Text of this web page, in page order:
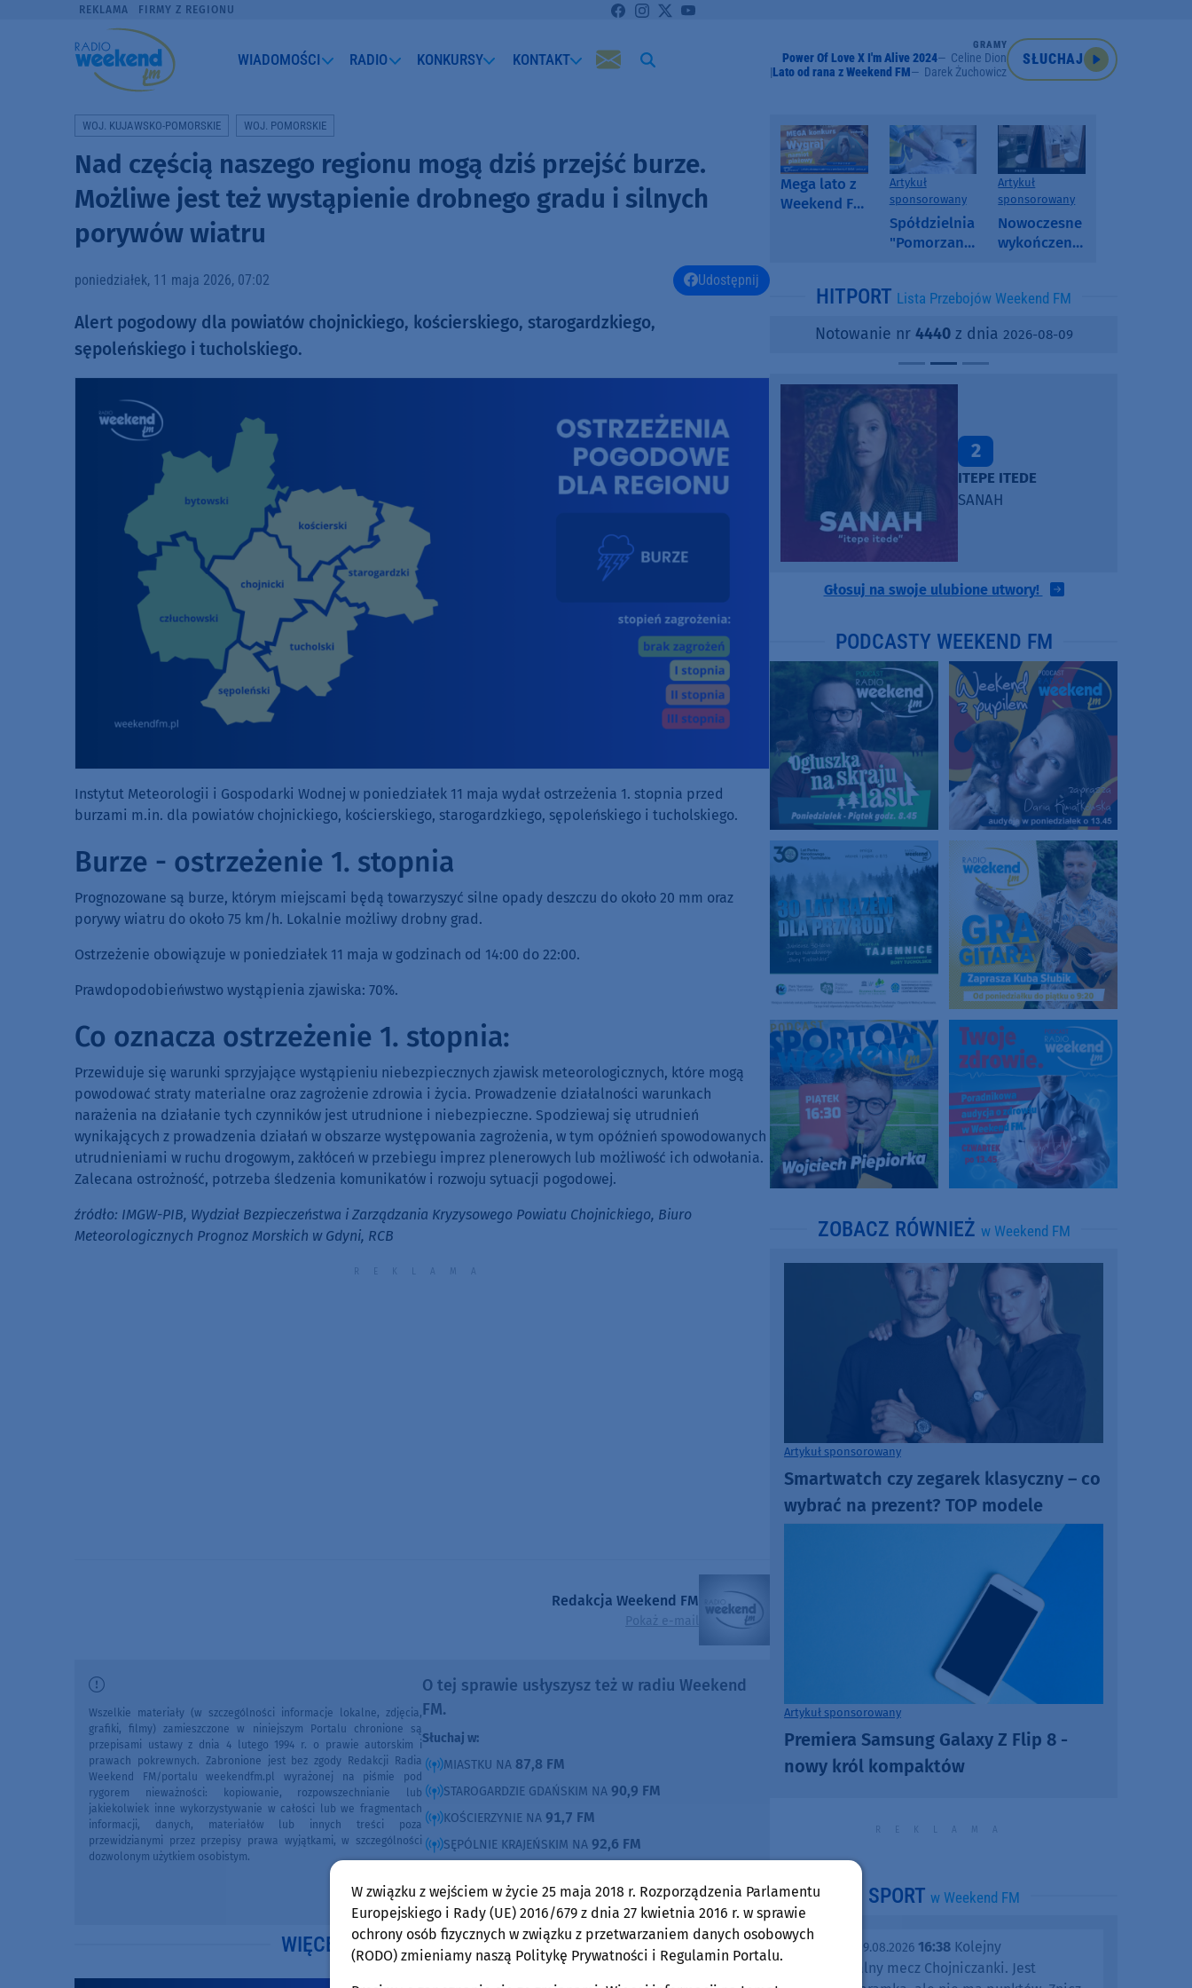
REKLAMA FIRMY Z REGIONU
WIADOMOŚCI RADIO KONKURSY KONTAKT
GRAMY
Power Of Love X I'm Alive 2024
Celine Dion
Lato od rana z Weekend FM
Darek Żuchowicz
SŁUCHAJ
WOJ. KUJAWSKO-POMORSKIE WOJ. POMORSKIE
Nad częścią naszego regionu mogą dziś przejść burze.
Możliwe jest też wystąpienie drobnego gradu i silnych
porywów wiatru
poniedziałek, 11 maja 2026, 07:02 Udostępnij
Alert pogodowy dla powiatów chojnickiego, kościerskiego, starogardzkiego,
sępoleńskiego i tucholskiego.
Instytut Meteorologii i Gospodarki Wodnej w poniedziałek 11 maja wydał ostrzeżenia 1. stopnia przed
burzami m.in. dla powiatów chojnickiego, kościerskiego, starogardzkiego, sępoleńskiego i tucholskiego.
Burze - ostrzeżenie 1. stopnia
Prognozowane są burze, którym miejscami będą towarzyszyć silne opady deszczu do około 20 mm oraz
porywy wiatru do około 75 km/h. Lokalnie możliwy drobny grad.
Ostrzeżenie obowiązuje w poniedziałek 11 maja w godzinach od 14:00 do 22:00.
Prawdopodobieńwstwo wystąpienia zjawiska: 70%.
Co oznacza ostrzeżenie 1. stopnia:
Przewiduje się warunki sprzyjające wystąpieniu niebezpiecznych zjawisk meteorologicznych, które mogą
powodować straty materialne oraz zagrożenie zdrowia i życia. Prowadzenie działalności warunkach
narażenia na działanie tych czynników jest utrudnione i niebezpieczne. Spodziewaj się utrudnień
wynikających z prowadzenia działań w obszarze występowania zagrożenia, w tym opóźnień spowodowanych
utrudnieniami w ruchu drogowym, zakłóceń w przebiegu imprez plenerowych lub możliwość ich odwołania.
Zalecana ostrożność, potrzeba śledzenia komunikatów i rozwoju sytuacji pogodowej.
źródło: IMGW-PIB, Wydział Bezpieczeństwa i Zarządzania Kryzysowego Powiatu Chojnickiego, Biuro
Meteorologicznych Prognoz Morskich w Gdyni, RCB
Redakcja Weekend FM
Pokaż e-mail
O tej sprawie usłyszysz też w radiu Weekend
FM.
Słuchaj w:
MIASTKU NA 87,8 FM
STAROGARDZIE GDAŃSKIM NA 90,9 FM
KOŚCIERZYNIE NA 91,7 FM
SĘPÓLNIE KRAJEŃSKIM NA 92,6 FM
BYTOWIE NA105,8 FM
Wszelkie materiały (w szczególności informacje lokalne, zdjęcia,
grafiki, filmy) zamieszczone w niniejszym Portalu chronione są
przepisami ustawy z dnia 4 lutego 1994 r. o prawie autorskim i
prawach pokrewnych. Zabronione jest bez zgody Redakcji Radia
Weekend FM/portalu weekendfm.pl wyrażonej na piśmie pod
rygorem nieważności: kopiowanie, rozpowszechnianie lub
jakiekolwiek inne wykorzystywanie w całości lub we fragmentach
informacji, danych, materiałów lub innych treści poza
przewidzianymi przez przepisy prawa wyjątkami, w szczególności
dozwolonym użytkiem osobistym.
WIĘCEJ WIADOMOŚCI w Weekend FM
Mega lato z
Weekend FM
Artykuł
sponsorowany
Spółdzielnia
"Pomorzanka"
informuje o
i ofertach
najmu
Artykuł
sponsorowany
Nowoczesne
wykończenia
SPC, WPC i
kamienny
HITPORT Lista Przebojów Weekend FM
Notowanie nr 4440z dnia 2026-08-09
2
ITEPE ITEDE
SANAH
Głosuj na swoje ulubione utwory!
PODCASTY WEEKEND FM
ZOBACZ RÓWNIEŻ w Weekend FM
Artykuł sponsorowany
Smartwatch czy zegarek klasyczny – co
wybrać na prezent? TOP modele
Artykuł sponsorowany
Premiera Samsung Galaxy Z Flip 8 -
nowy król kompaktów
SPORT w Weekend FM
niedziela, 09.08.2026 16:38 Kolejny
katastrofalny mecz Chojniczanki. Jest
W związku z wejściem w życie 25 maja 2018 r. Rozporządzenia Parlamentu
Europejskiego i Rady (UE) 2016/679 z dnia 27 kwietnia 2016 r. w sprawie
ochrony osób fizycznych w związku z przetwarzaniem danych osobowych
(RODO) zmieniamy naszą Politykę Prywatności i Regulamin Portalu.